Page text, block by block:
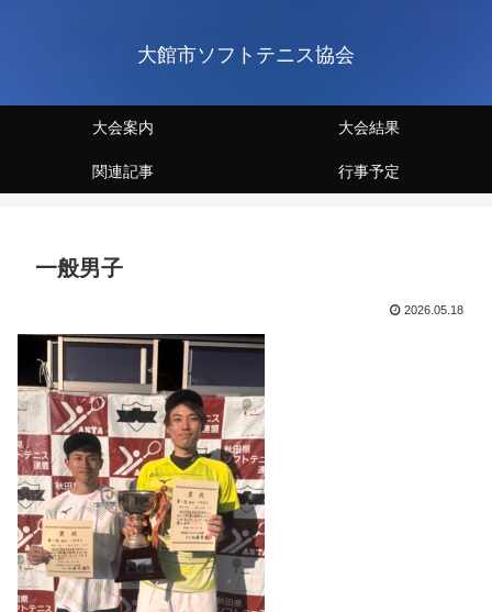
大館市ソフトテニス協会
大会案内 大会結果
関連記事 行事予定
一般男子
2026.05.18